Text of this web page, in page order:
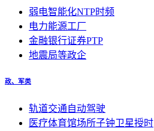
弱电智能化NTP时频
电力能源工厂
金融银行证券PTP
地震局等政企
政、军类
轨道交通自动驾驶
医疗体育馆场所子钟卫星授时